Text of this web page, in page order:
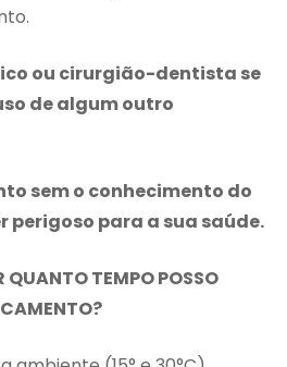
ou cirurgião-dentista se
de algum outro
sem o conhecimento do
perigoso para a sua saúde.
QUANTO TEMPO POSSO